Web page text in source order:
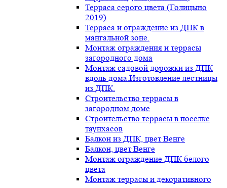
Терраса серого цвета (Голицыно
2019)
Терраса и ограждение из ДПК в
мангальной зоне.
Монтаж ограждения и террасы
загородного дома
Монтаж садовой дорожки из ДПК
вдоль дома.Изготовление лестницы
из ДПК.
Строительство террасы в
загородном доме
Строительство террасы в поселке
таунхасов
Балкон из ДПК, цвет Венге
Балкон, цвет Венге
Монтаж ограждение ДПК белого
цвета
Монтаж террасы и декоративного